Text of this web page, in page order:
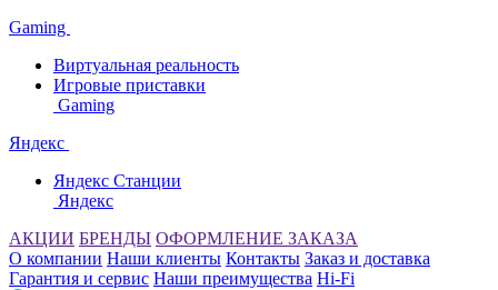
Gaming
Виртуальная реальность
Игровые приставки
Gaming
Яндекс
Яндекс Станции
Яндекс
АКЦИИ БРЕНДЫ ОФОРМЛЕНИЕ ЗАКАЗА
О компании Наши клиенты Контакты Заказ и доставка
Гарантия и сервис Наши преимущества Hi-Fi